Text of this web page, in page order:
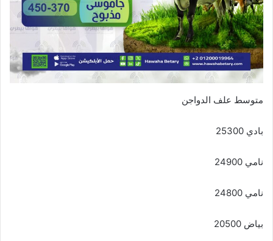
متوسط علف الدواجن
بادي 25300
نامي 24900
نامي 24800
بياض 20500